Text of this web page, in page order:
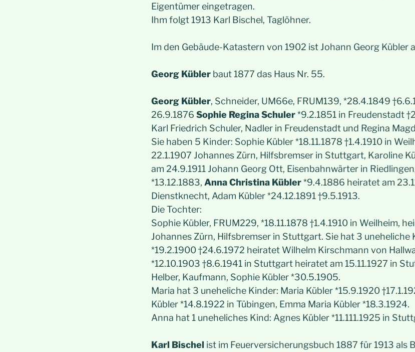
Eigentümer eingetragen.
Ihm folgt 1913 Karl Bischel, Taglöhner.
Im den Gebäude-Katastern von 1902 ist Johann Georg Kübler
Georg Kübler baut 1877 das Haus Nr. 55.
Georg Kübler, Schneider, UM66e, FRUM139, *28.4.1849
26.9.1876 Sophie Regina Schuler*9.2.1851 in Freudenstadt
Karl Friedrich Schuler, Nadler in Freudenstadt und Regina
Sie haben 5 Kinder: Sophie Kübler *18.11.1878 †1.4.1910 in
22.1.1907 Johannes Zürn, Hilfsbremser in Stuttgart, Karoline
am 24.9.1911 Johann Georg Ott, Eisenbahnwärter in
*13.12.1883, Anna Christina Kübler*9.4.1886 heiratet am
Dienstknecht, Adam Kübler *24.12.1891 †9.5.1913.
Die Tochter:
Sophie Kübler, FRUM229, *18.11.1878 †1.4.1910 in Weilheim,
Johannes Zürn, Hilfsbremser in Stuttgart. Sie hat 3 uneheliche
*19.2.1900 †24.6.1972 heiratet Wilhelm Kirschmann von
*12.10.1903 †8.6.1941 in Stuttgart heiratet am 15.11.1927 in
Helber, Kaufmann, Sophie Kübler *30.5.1905.
Maria hat 3 uneheliche Kinder: Maria Kübler *15.9.1920
Kübler *14.8.1922 in Tübingen, Emma Maria Kübler *18.3.1924.
Anna hat 1 uneheliches Kind: Agnes Kübler *11.111.1925 in
Karl Bischel ist im Feuerversicherungsbuch 1887 für 1913 als